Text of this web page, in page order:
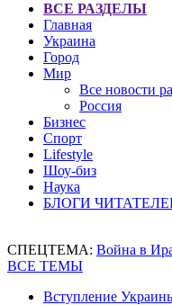
ВСЕ РАЗДЕЛЫ
Главная
Украина
Город
Мир
Все новости
Россия
Бизнес
Спорт
Lifestyle
Шоу-биз
Наука
БЛОГИ
СПЕЦТЕМА: Война в
ВСЕ ТЕМЫ
Вступление